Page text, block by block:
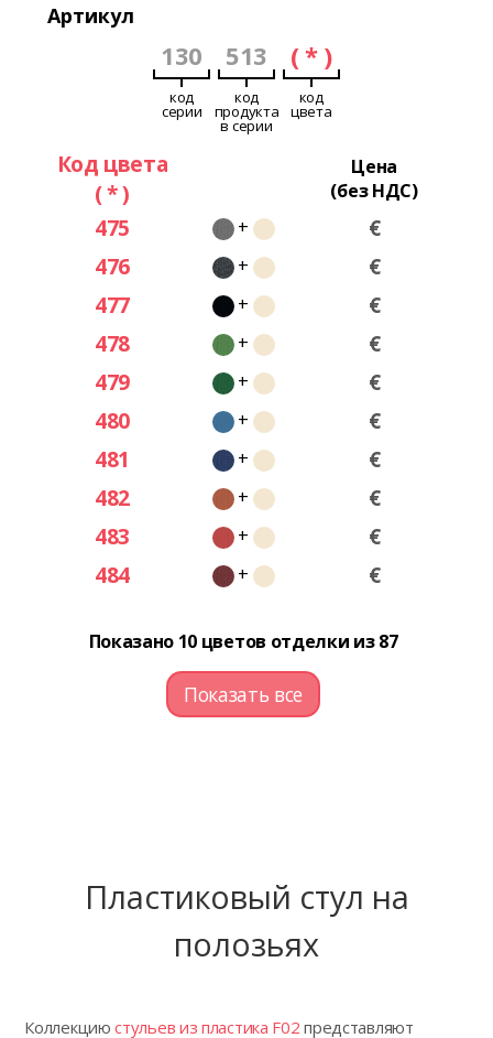
Артикул
130
код
серии
513
код
продукта
в серии
( * )
код
цвета
Код цвета
( * )
Цена
(без НДС)
475 +
€
476
+
€
477
+
€
478
+
€
479
+
€
480
+
€
481
+
€
482
+
€
483
+
€
484
+ €
Показано 10 цветов отделки из 87
Показать все
Пластиковый стул на
полозьях
Коллекциюстульев из пластика F02 представляют